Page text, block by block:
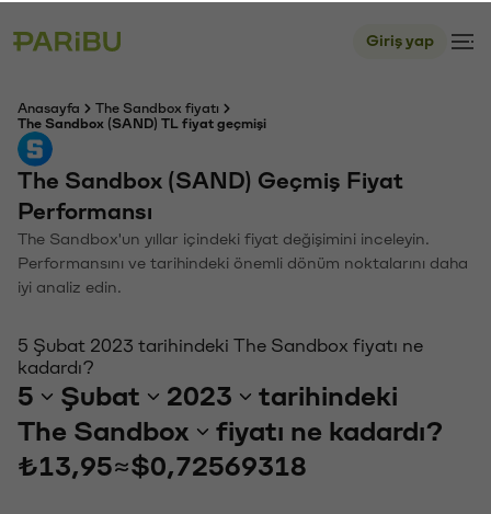
Giriş yap
Anasayfa
The Sandbox fiyatı
The Sandbox (SAND) TL fiyat geçmişi
The Sandbox (SAND) Geçmiş Fiyat
Performansı
The Sandbox'un yıllar içindeki fiyat değişimini inceleyin.
Performansını ve tarihindeki önemli dönüm noktalarını daha
iyi analiz edin.
5 Şubat 2023 tarihindeki The Sandbox fiyatı ne
kadardı?
5 Şubat 2023
tarihindeki
The Sandbox
fiyatı ne kadardı?
₺13,95≈$0,72569318